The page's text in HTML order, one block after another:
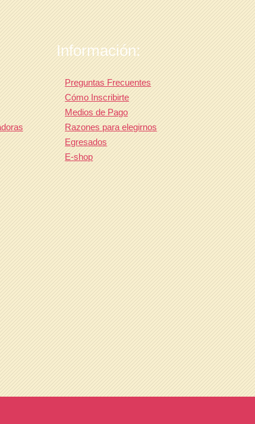
Información:
Preguntas Frecuentes
Cómo Inscribirte
Medios de Pago
Razones para elegirnos
Egresados
E-shop